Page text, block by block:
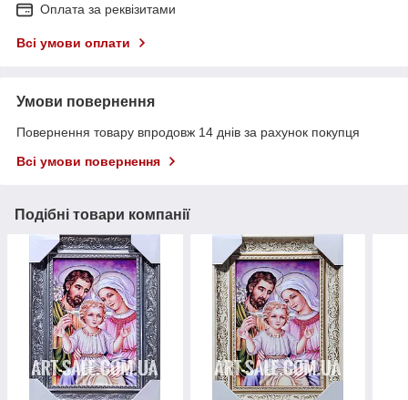
Оплата за реквізитами
Всі умови оплати
Умови повернення
Повернення товару впродовж 14 днів за рахунок покупця
Всі умови повернення
Подібні товари компанії